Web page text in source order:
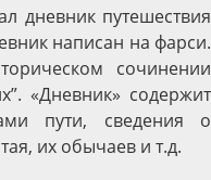
дневник путешествия
написан на фарси.
сочинении
«Дневник» содержит
пути, сведения о
их обычаев и т.д.